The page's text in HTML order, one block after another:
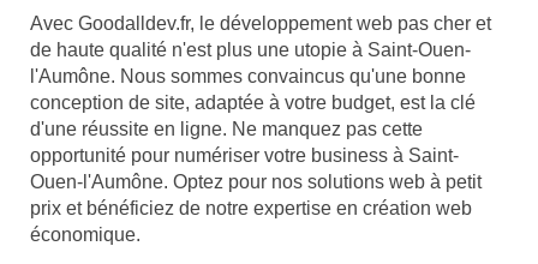
Avec Goodalldev.fr, le développement web pas cher et
de haute qualité n'est plus une utopie à Saint-Ouen-
l'Aumône. Nous sommes convaincus qu'une bonne
conception de site, adaptée à votre budget, est la clé
d'une réussite en ligne. Ne manquez pas cette
opportunité pour numériser votre business à Saint-
Ouen-l'Aumône. Optez pour nos solutions web à petit
prix et bénéficiez de notre expertise en création web
économique.